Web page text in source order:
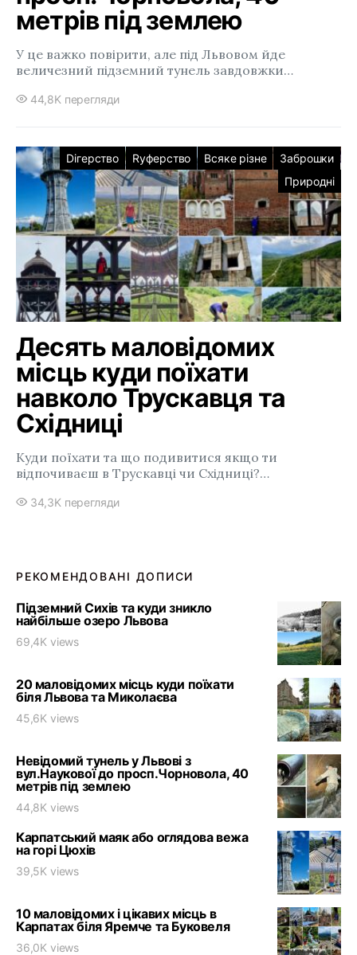
метрів під землею
У це важко повірити, але під Львовом йде
величезний підземний тунель завдовжки…
44,8K перегляди
Dігерство Rуферство Всяке різне
Заброшки
Природні
Десять маловідомих
місць куди поїхати
навколо Трускавця та
Східниці
Куди поїхати та що подивитися якщо ти
відпочиваєш в Трускавці чи Східниці?…
34,3K перегляди
РЕКОМЕНДОВАНІ ДОПИСИ
Підземний Сихів та куди зникло
найбільше озеро Львова
69,4K views
20 маловідомих місць куди поїхати
біля Львова та Миколаєва
45,6K views
Невідомий тунель у Львові з
вул.Наукової до просп.Чорновола, 40
метрів під землею
44,8K views
Карпатський маяк або оглядова вежа
на горі Цюхів
39,5K views
10 маловідомих і цікавих місць в
Карпатах біля Яремче та Буковеля
36,0K views